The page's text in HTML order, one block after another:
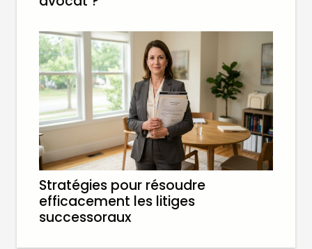
Stratégies pour résoudre
efficacement les litiges
successoraux